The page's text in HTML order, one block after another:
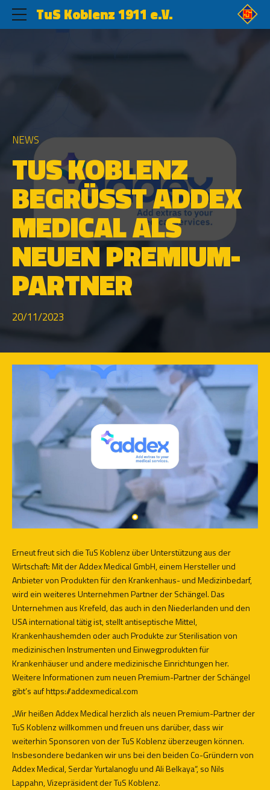
TuS Koblenz 1911 e.V.
NEWS
TUS KOBLENZ
BEGRÜSST ADDEX M
EDICAL ALS N
EUEN PREMIUM-P
ARTNER
20/11/2023
Erneut freut sich die TuS Koblenz über Unterstützung aus der
Wirtschaft: Mit der Addex Medical GmbH, einem Hersteller und
Anbieter von Produkten für den Krankenhaus- und Medizinbedarf,
wird ein weiteres Unternehmen Partner der Schängel. Das
Unternehmen aus Krefeld, das auch in den Niederlanden und den
USA international tätig ist, stellt antiseptische Mittel,
Krankenhaushemden oder auch Produkte zur Sterilisation von
medizinischen Instrumenten und Einwegprodukten für
Krankenhäuser und andere medizinische Einrichtungen her.
Weitere Informationen zum neuen Premium-Partner der Schängel
gibt’s aufhttps://addexmedical.com
„Wir heißen Addex Medical herzlich als neuen Premium-Partner der
TuS Koblenz willkommen und freuen uns darüber, dass wir
weiterhin Sponsoren von der TuS Koblenz überzeugen können.
Insbesondere bedanken wir uns bei den beiden Co-Gründern von
Addex Medical, Serdar Yurtalanoglu und Ali Belkaya“, so Nils
Lappahn, Vizepräsident der TuS Koblenz.